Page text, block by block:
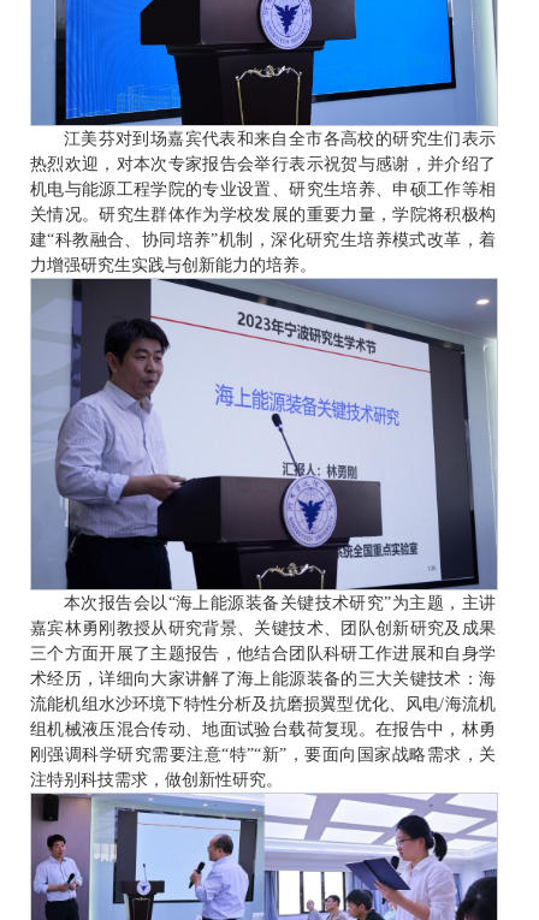
江美芬对到场嘉宾代表和来自全市各高校的研究生们表示
热烈欢迎，对本次专家报告会举行表示祝贺与感谢，并介绍了
机电与能源工程学院的专业设置、研究生培养、申硕工作等相
关情况。研究生群体作为学校发展的重要力量，学院将积极构
建“科教融合、协同培养”机制，深化研究生培养模式改革，着
力增强研究生实践与创新能力的培养。
本次报告会以“海上能源装备关键技术研究”为主题，主讲
嘉宾林勇刚教授从研究背景、关键技术、团队创新研究及成果
三个方面开展了主题报告，他结合团队科研工作进展和自身学
术经历，详细向大家讲解了海上能源装备的三大关键技术：海
流能机组水沙环境下特性分析及抗磨损翼型优化、风电/海流机
组机械液压混合传动、地面试验台载荷复现。在报告中，林勇
刚强调科学研究需要注意“特”“新”，要面向国家战略需求，关
注特别科技需求，做创新性研究。